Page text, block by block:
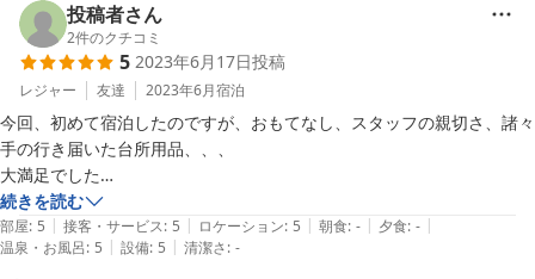
投稿者さん
2件のクチコミ
5 2023年6月17日投稿
レジャー 友達 2023年6月宿泊
今回、初めて宿泊したのですが、おもてなし、スタッフの親切さ、諸々
手の行き届いた台所用品、、、
大満足でした
いつでも泳げるプールは、朝日を見ながらが最高でした
また宮古島に行くときは、是非是非使いたい宿泊施設です
続きを読む
部屋: 5 | 接客・サービス: 5 | ロケーション: 5 | 朝食: - | 夕食: - |
温泉・お風呂: 5 | 設備: 5 | 清潔さ: -